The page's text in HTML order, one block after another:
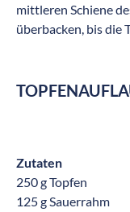
mittleren Schiene
überbacken, bis die
Zutaten
250 g Topfen
125 g Sauerrahm